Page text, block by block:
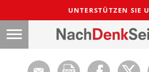
UNTERSTÜTZEN SIE